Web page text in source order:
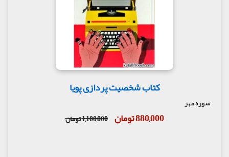
کتاب شخصیت پردازی پویا
سوره مهر
880,000 تومان 1,100,000 تومان